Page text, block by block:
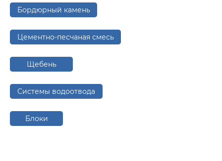
Щебень
Бордюрный камень
Цементно-песчаная смесь
Блоки
Системы водоотвода